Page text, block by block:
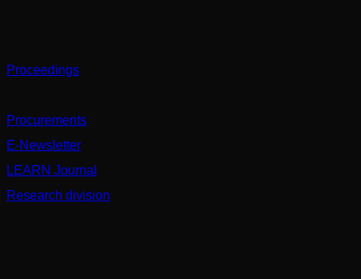
Proceedings
Procurements
E-Newsletter
LEARN Journal
Research division